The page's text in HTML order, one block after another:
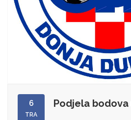
6
TRA
Podjela